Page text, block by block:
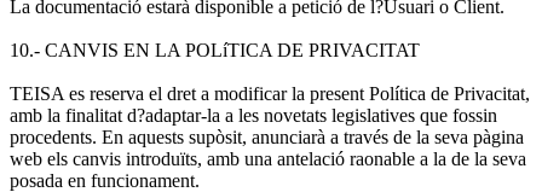
La documentació estarà disponible a petició de l?Usuari o Client.
10.- CANVIS EN LA POLíTICA DE PRIVACITAT
TEISA es reserva el dret a modificar la present Política de Privacitat,
amb la finalitat d?adaptar-la a les novetats legislatives que fossin
procedents. En aquests supòsit, anunciarà a través de la seva pàgina
web els canvis introduïts, amb una antelació raonable a la de la seva
posada en funcionament.